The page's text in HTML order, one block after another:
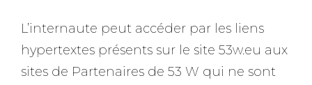
L’internaute peut accéder par les liens
hypertextes présents sur le site 53w.eu aux
sites de Partenaires de 53 W qui ne sont